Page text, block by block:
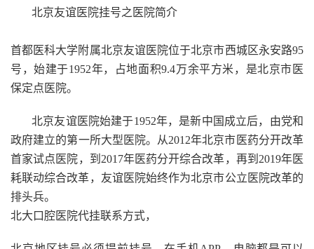
北京友谊医院挂号之医院简介
首都医科大学附属北京友谊医院位于北京市西城区永安路95
号，始建于1952年，占地面积9.4万余平方米，是北京市医
保定点医院。
北京友谊医院始建于1952年，是新中国成立后，由党和
政府建立的第一所大型医院。从2012年北京市医药分开改革
首家试点医院，到2017年医药分开综合改革，再到2019年医
耗联动综合改革，友谊医院始终作为北京市公立医院改革的
排头兵。
北大口腔医院代挂联系方式，